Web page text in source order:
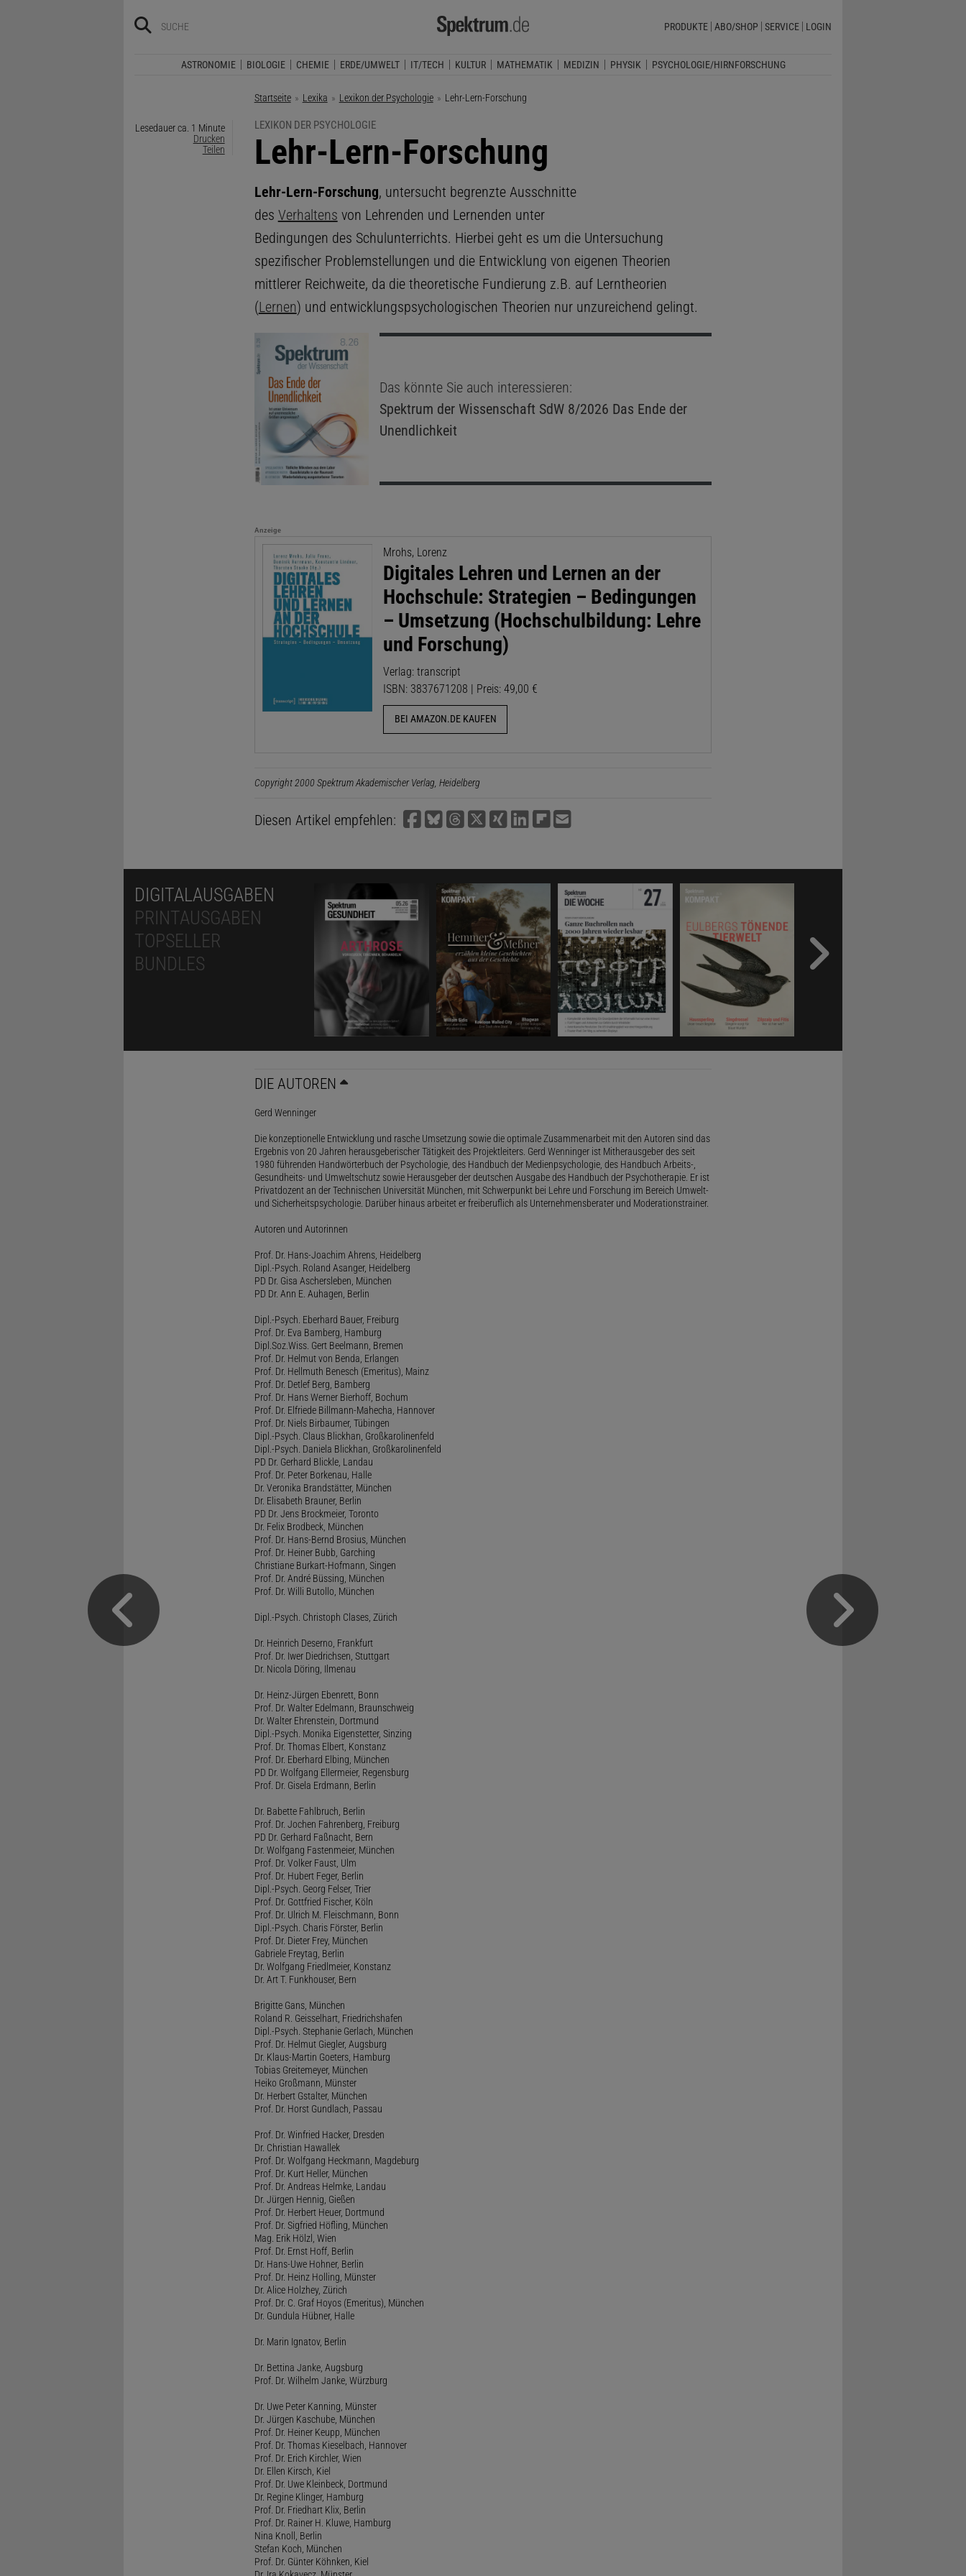
PRODUKTE ABO/SHOP SERVICE LOGIN
ASTRONOMIE BIOLOGIE CHEMIE ERDE/UMWELT IT/TECH KULTUR MATHEMATIK MEDIZIN PHYSIK PSYCHOLOGIE/HIRNFORSCHUNG
Startseite Lexika Lexikon der Psychologie Aktuelle Seite:
Lehr-Lern-Forschung
Lesedauer ca. 1 Minute
Drucken
Teilen
LEXIKON DER PSYCHOLOGIE
:
Lehr-Lern-Forschung
Lehr-Lern-Forschung, untersucht begrenzte Ausschnitte
des Verhaltens von Lehrenden und Lernenden unter
Bedingungen des Schulunterrichts. Hierbei geht es um die Untersuchung
spezifischer Problemstellungen und die Entwicklung von eigenen Theorien
mittlerer Reichweite, da die theoretische Fundierung z.B. auf Lerntheorien
(Lernen) und entwicklungspsychologischen Theorien nur unzureichend gelingt.
Das könnte Sie auch interessieren:
Spektrum der Wissenschaft SdW 8/2026 Das Ende der
Unendlichkeit
Anzeige
Mrohs, Lorenz
Digitales Lehren und Lernen an der
Hochschule: Strategien – Bedingungen
– Umsetzung (Hochschulbildung: Lehre
und Forschung)
Verlag: transcript
ISBN: 3837671208 | Preis: 49,00 €
BEI AMAZON.DE KAUFEN
Copyright 2000 Spektrum Akademischer Verlag, Heidelberg
Diesen Artikel empfehlen:
DIGITALAUSGABEN
PRINTAUSGABEN
TOPSELLER
BUNDLES
DIE AUTOREN
Gerd Wenninger
Die konzeptionelle Entwicklung und rasche Umsetzung sowie die optimale Zusammenarbeit mit den Autoren sind das
Ergebnis von 20 Jahren herausgeberischer Tätigkeit des Projektleiters. Gerd Wenninger ist Mitherausgeber des seit
1980 führenden Handwörterbuch der Psychologie, des Handbuch der Medienpsychologie, des Handbuch Arbeits-,
Gesundheits- und Umweltschutz sowie Herausgeber der deutschen Ausgabe des Handbuch der Psychotherapie. Er ist
Privatdozent an der Technischen Universität München, mit Schwerpunkt bei Lehre und Forschung im Bereich Umwelt-
und Sicherheitspsychologie. Darüber hinaus arbeitet er freiberuflich als Unternehmensberater und Moderationstrainer.
Autoren und Autorinnen
Prof. Dr. Hans-Joachim Ahrens, Heidelberg
Dipl.-Psych. Roland Asanger, Heidelberg
PD Dr. Gisa Aschersleben, München
PD Dr. Ann E. Auhagen, Berlin
Dipl.-Psych. Eberhard Bauer, Freiburg
Prof. Dr. Eva Bamberg, Hamburg
Dipl.Soz.Wiss. Gert Beelmann, Bremen
Prof. Dr. Helmut von Benda, Erlangen
Prof. Dr. Hellmuth Benesch (Emeritus), Mainz
Prof. Dr. Detlef Berg, Bamberg
Prof. Dr. Hans Werner Bierhoff, Bochum
Prof. Dr. Elfriede Billmann-Mahecha, Hannover
Prof. Dr. Niels Birbaumer, Tübingen
Dipl.-Psych. Claus Blickhan, Großkarolinenfeld
Dipl.-Psych. Daniela Blickhan, Großkarolinenfeld
PD Dr. Gerhard Blickle, Landau
Prof. Dr. Peter Borkenau, Halle
Dr. Veronika Brandstätter, München
Dr. Elisabeth Brauner, Berlin
PD Dr. Jens Brockmeier, Toronto
Dr. Felix Brodbeck, München
Prof. Dr. Hans-Bernd Brosius, München
Prof. Dr. Heiner Bubb, Garching
Christiane Burkart-Hofmann, Singen
Prof. Dr. André Büssing, München
Prof. Dr. Willi Butollo, München
Dipl.-Psych. Christoph Clases, Zürich
Dr. Heinrich Deserno, Frankfurt
Prof. Dr. Iwer Diedrichsen, Stuttgart
Dr. Nicola Döring, Ilmenau
Dr. Heinz-Jürgen Ebenrett, Bonn
Prof. Dr. Walter Edelmann, Braunschweig
Dr. Walter Ehrenstein, Dortmund
Dipl.-Psych. Monika Eigenstetter, Sinzing
Prof. Dr. Thomas Elbert, Konstanz
Prof. Dr. Eberhard Elbing, München
PD Dr. Wolfgang Ellermeier, Regensburg
Prof. Dr. Gisela Erdmann, Berlin
Dr. Babette Fahlbruch, Berlin
Prof. Dr. Jochen Fahrenberg, Freiburg
PD Dr. Gerhard Faßnacht, Bern
Dr. Wolfgang Fastenmeier, München
Prof. Dr. Volker Faust, Ulm
Prof. Dr. Hubert Feger, Berlin
Dipl.-Psych. Georg Felser, Trier
Prof. Dr. Gottfried Fischer, Köln
Prof. Dr. Ulrich M. Fleischmann, Bonn
Dipl.-Psych. Charis Förster, Berlin
Prof. Dr. Dieter Frey, München
Gabriele Freytag, Berlin
Dr. Wolfgang Friedlmeier, Konstanz
Dr. Art T. Funkhouser, Bern
Brigitte Gans, München
Roland R. Geisselhart, Friedrichshafen
Dipl.-Psych. Stephanie Gerlach, München
Prof. Dr. Helmut Giegler, Augsburg
Dr. Klaus-Martin Goeters, Hamburg
Tobias Greitemeyer, München
Heiko Großmann, Münster
Dr. Herbert Gstalter, München
Prof. Dr. Horst Gundlach, Passau
Prof. Dr. Winfried Hacker, Dresden
Dr. Christian Hawallek
Prof. Dr. Wolfgang Heckmann, Magdeburg
Prof. Dr. Kurt Heller, München
Prof. Dr. Andreas Helmke, Landau
Dr. Jürgen Hennig, Gießen
Prof. Dr. Herbert Heuer, Dortmund
Prof. Dr. Sigfried Höfling, München
Mag. Erik Hölzl, Wien
Prof. Dr. Ernst Hoff, Berlin
Dr. Hans-Uwe Hohner, Berlin
Prof. Dr. Heinz Holling, Münster
Dr. Alice Holzhey, Zürich
Prof. Dr. C. Graf Hoyos (Emeritus), München
Dr. Gundula Hübner, Halle
Dr. Marin Ignatov, Berlin
Dr. Bettina Janke, Augsburg
Prof. Dr. Wilhelm Janke, Würzburg
Dr. Uwe Peter Kanning, Münster
Dr. Jürgen Kaschube, München
Prof. Dr. Heiner Keupp, München
Prof. Dr. Thomas Kieselbach, Hannover
Prof. Dr. Erich Kirchler, Wien
Dr. Ellen Kirsch, Kiel
Prof. Dr. Uwe Kleinbeck, Dortmund
Dr. Regine Klinger, Hamburg
Prof. Dr. Friedhart Klix, Berlin
Prof. Dr. Rainer H. Kluwe, Hamburg
Nina Knoll, Berlin
Stefan Koch, München
Prof. Dr. Günter Köhnken, Kiel